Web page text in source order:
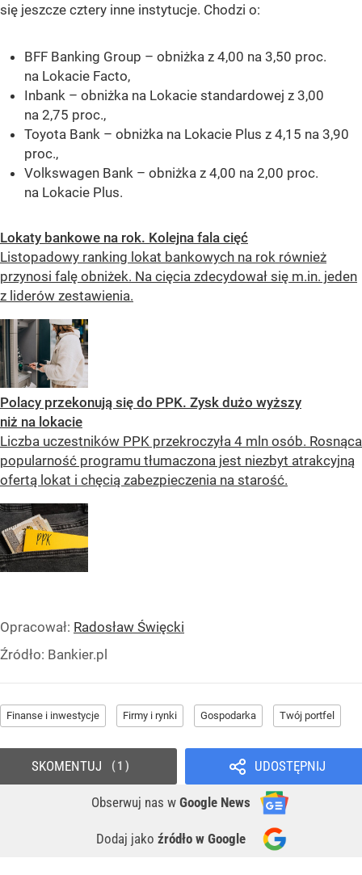
się jeszcze cztery inne instytucje. Chodzi o:
BFF Banking Group – obniżka z 4,00 na 3,50 proc.
na Lokacie Facto,
Inbank – obniżka na Lokacie standardowej z 3,00
na 2,75 proc.,
Toyota Bank – obniżka na Lokacie Plus z 4,15 na 3,90
proc.,
Volkswagen Bank – obniżka z 4,00 na 2,00 proc.
na Lokacie Plus.
Lokaty bankowe na rok. Kolejna fala cięć
Listopadowy ranking lokat bankowych na rok również
przynosi falę obniżek. Na cięcia zdecydował się m.in. jeden
z liderów zestawienia.
Polacy przekonują się do PPK. Zysk dużo wyższy
niż na lokacie
Liczba uczestników PPK przekroczyła 4 mln osób. Rosnąca
popularność programu tłumaczona jest niezbyt atrakcyjną
ofertą lokat i chęcią zabezpieczenia na starość.
Opracował: Radosław Święcki
Źródło: Bankier.pl
Finanse i inwestycje Firmy i rynki Gospodarka Twój portfel
UDOSTĘPNIJ
Obserwuj nas w Google News
Dodaj jako źródło w Google
SKOMENTUJ 1